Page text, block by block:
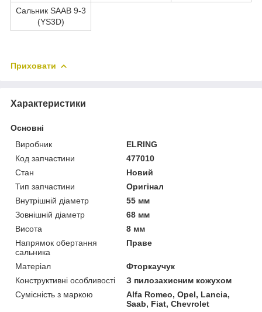
Сальник SAAB 9-3
(YS3D)
Приховати
Характеристики
Основні
Виробник
ELRING
Код запчастини
477010
Стан
Новий
Тип запчастини
Оригінал
Внутрішній діаметр
55 мм
Зовнішній діаметр
68 мм
Висота
8 мм
Напрямок обертання
сальника
Праве
Матеріал
Фторкаучук
Конструктивні особливості
З пилозахисним кожухом
Сумісність з маркою
Alfa Romeo, Opel, Lancia,
Saab, Fiat, Chevrolet